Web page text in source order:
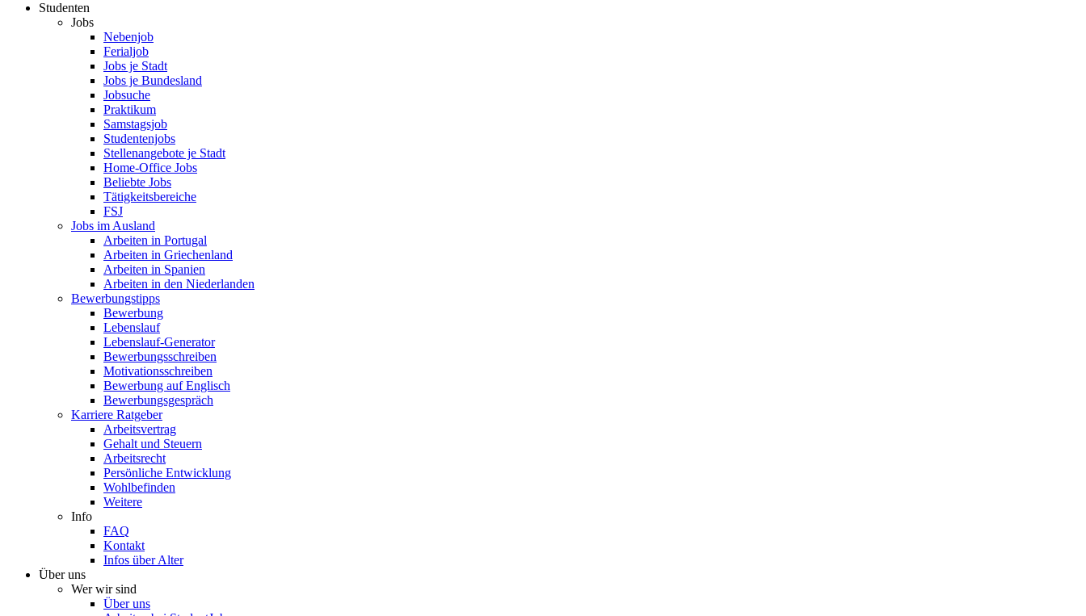
Studenten
Jobs
Nebenjob
Ferialjob
Jobs je Stadt
Jobs je Bundesland
Jobsuche
Praktikum
Samstagsjob
Studentenjobs
Stellenangebote je Stadt
Home-Office Jobs
Beliebte Jobs
Tätigkeitsbereiche
FSJ
Jobs im Ausland
Arbeiten in Portugal
Arbeiten in Griechenland
Arbeiten in Spanien
Arbeiten in den Niederlanden
Bewerbungstipps
Bewerbung
Lebenslauf
Lebenslauf-Generator
Bewerbungsschreiben
Motivationsschreiben
Bewerbung auf Englisch
Bewerbungsgespräch
Karriere Ratgeber
Arbeitsvertrag
Gehalt und Steuern
Arbeitsrecht
Persönliche Entwicklung
Wohlbefinden
Weitere
Info
FAQ
Kontakt
Infos über Alter
Über uns
Wer wir sind
Über uns